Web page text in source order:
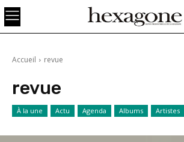
Accueil revue
revue
À la une Actu Agenda Albums Artistes